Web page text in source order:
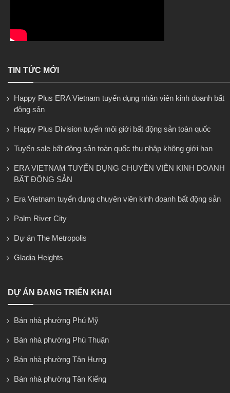
TIN TỨC MỚI
Happy Plus ERA Vietnam tuyển dụng nhân viên kinh doanh bất
động sản
Happy Plus Division tuyển môi giới bất động sản toàn quốc
Tuyển sale bất động sản toàn quốc thu nhập không giới hạn
ERA VIETNAM TUYỂN DỤNG CHUYÊN VIÊN KINH DOANH
BẤT ĐỘNG SẢN
Era Vietnam tuyển dụng chuyên viên kinh doanh bất động sản
Palm River City
Dự án The Metropolis
Gladia Heights
DỰ ÁN ĐANG TRIỂN KHAI
Bán nhà phường Phú Mỹ
Bán nhà phường Phú Thuận
Bán nhà phường Tân Hưng
Bán nhà phường Tân Kiểng